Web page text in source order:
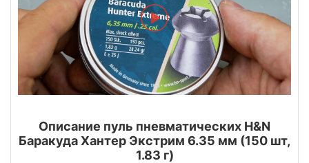
Описание пуль пневматических H&N
Баракуда Хантер Экстрим 6.35 мм (150 шт,
1.83 г)